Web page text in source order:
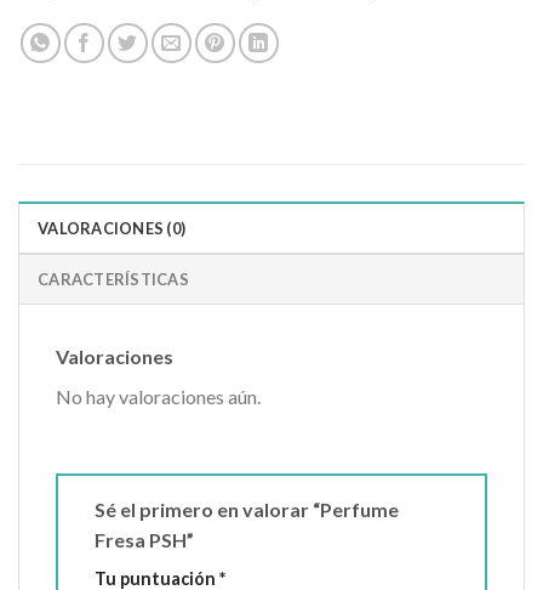
VALORACIONES (0)
CARACTERÍSTICAS
Valoraciones
No hay valoraciones aún.
Sé el primero en valorar “Perfume
Fresa PSH”
Tu puntuación *